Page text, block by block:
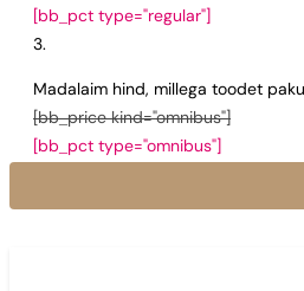
[bb_pct type="regular"]
Madalaim hind, millega toodet
[bb_price kind="omnibus"]
[bb_pct type="omnibus"]